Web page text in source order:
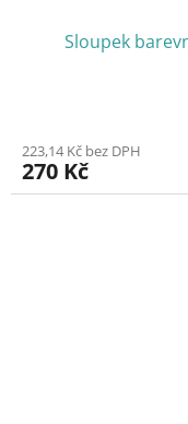
Sloupek
223,14 Kč bez DPH
270 Kč